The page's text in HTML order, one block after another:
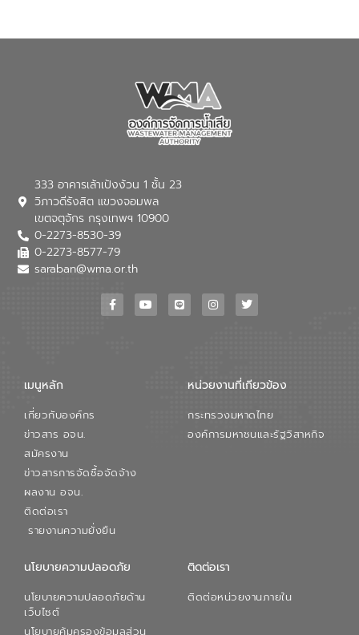
ณ เทศบาลตำบลบางเลน จังหวัดนครปฐม
333 อาคารเล้าเป้งง้วน 1 ชั้น 23
วิภาวดีรังสิต แขวงจอมพล
เขตจตุจักร กรุงเทพฯ 10900
0-2273-8530-39
0-2273-8577-79
saraban@wma.or.th
เมนูหลัก
เกี่ยวกับองค์กร
ข่าวสาร อจน.
สมัครงาน
ข่าวสารการจัดซื้อจัดจ้าง
ผลงาน อจน.
ติดต่อเรา
รายงานความยั่งยืน
หน่วยงานที่เกียวข้อง
กระทรวงมหาดไทย
องค์การมหาชนและรัฐวิสาหกิจ
นโยบายความปลอดภัย
นโยบายความปลอดภัยด้าน
เว็บไซต์
นโยบายคุ้มครองข้อมูลส่วน
ติดต่อเรา
ติดต่อหน่วยงานภายใน